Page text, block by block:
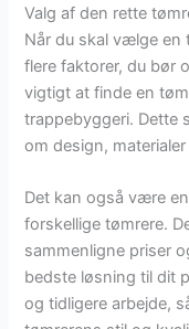
Valg af den rette
Når du skal vælge en
flere faktorer, du bør
vigtigt at finde en
trappebyggeri. Dette
om design,
Det kan også være
forskellige tømrere.
sammenligne priser
bedste løsning til dit
og tidligere arbejde,